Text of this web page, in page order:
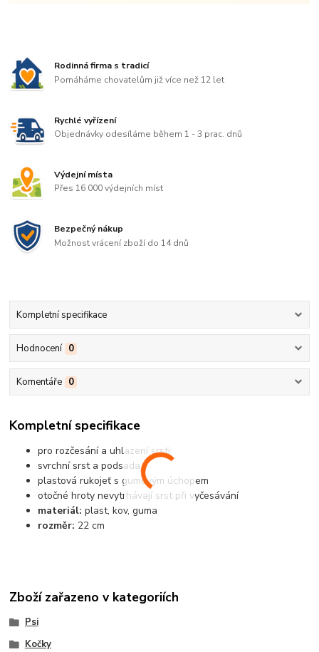
Rodinná firma s tradicí
Pomáháme chovatelům již více než 12 let
Rychlé vyřízení
Objednávky odesíláme během 1 - 3 prac. dnů
Výdejní místa
Přes 16 000 výdejních míst
Bezpečný nákup
Možnost vrácení zboží do 14 dnů
Kompletní specifikace
Hodnocení 0
Komentáře 0
Kompletní specifikace
pro rozčesání a uhlazení srsti
svrchní srst a podsada
plastová rukojeť s gumovým úchopem
otočné hroty nevytrhávají srst při vyčesávání
materiál:plast, kov, guma
rozměr: 22 cm
Zboží zařazeno v kategoriích
Psi
Kočky